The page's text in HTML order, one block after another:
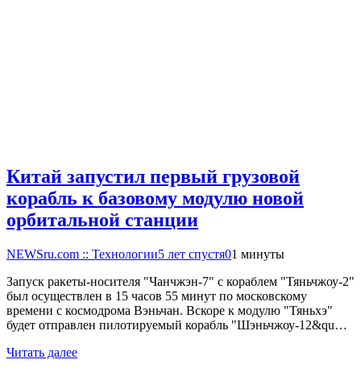
Китай запустил первый грузовой
корабль к базовому модулю новой
орбитальной станции
NEWSru.com :: Технологии5 лет спустя01 минуты
Запуск ракеты-носителя "Чанчжэн-7" с кораблем "Тяньчжоу-2"
был осуществлен в 15 часов 55 минут по московскому
времени с космодрома Вэньчан. Вскоре к модулю "Тяньхэ"
будет отправлен пилотируемый корабль "Шэньчжоу-12&qu…
Читать далее